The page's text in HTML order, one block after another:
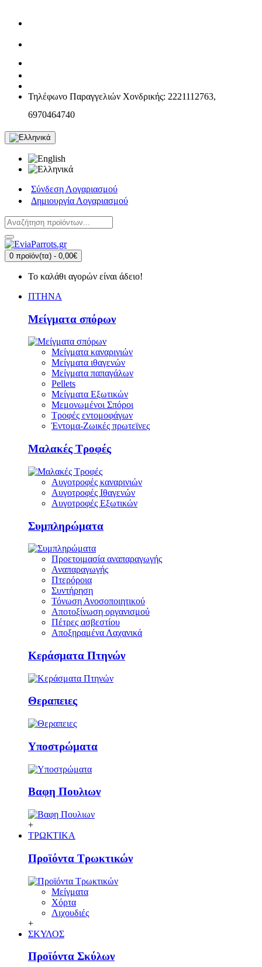
Τηλέφωνο Παραγγελιών Χονδρικής: 2221112763,
6970464740
Σύνδεση Λογαριασμού
Δημιουργία Λογαριασμού
0 προϊόν(τα) - 0,00€
Το καλάθι αγορών είναι άδειο!
ΠΤΗΝΑ
Μείγματα σπόρων
Μείγματα καναρινιών
Μείγματα ιθαγενών
Μείγματα παπαγάλων
Pellets
Μείγματα Εξωτικών
Μεμονωμένοι Σπόροι
Τροφές εντομοφάγων
Έντομα-Ζωικές πρωτεϊνες
Μαλακές Τροφές
Αυγοτροφές καναρινιών
Αυγοτροφές Ιθαγενών
Αυγοτροφές Εξωτικών
Συμπληρώματα
Προετοιμασία αναπαραγωγής
Αναπαραγωγής
Πτερόροια
Συντήρηση
Τόνωση Ανοσοποιητικού
Αποτοξίνωση οργανισμού
Πέτρες ασβεστίου
Αποξηραμένα Λαχανικά
Κεράσματα Πτηνών
Θεραπειες
Υποστρώματα
Βαφη Πουλιων
+
ΤΡΩΚΤΙΚΑ
Προϊόντα Τρωκτικών
Μείγματα
Χόρτα
Λιχουδιές
+
ΣΚΥΛΟΣ
Προϊόντα Σκύλων